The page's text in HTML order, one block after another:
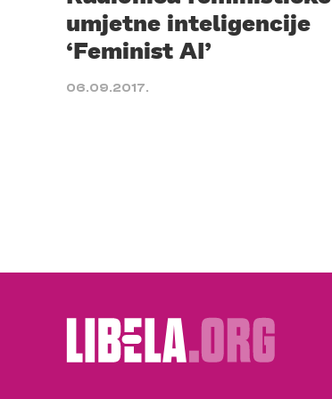
umjetne inteligencije
‘Feminist AI’
06.09.2017.